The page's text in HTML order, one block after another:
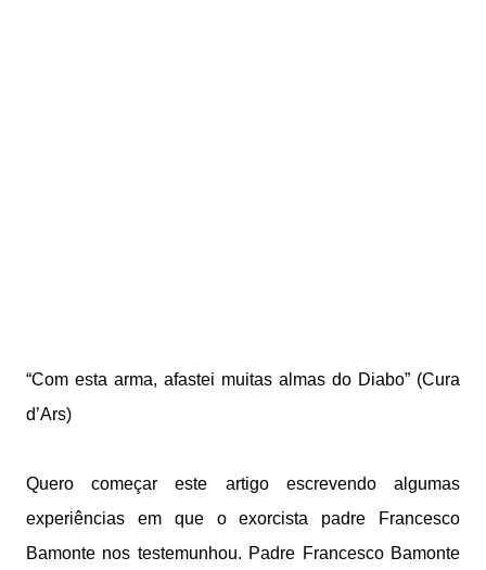
“Com esta arma, afastei muitas almas do Diabo” (Cura
d’Ars)
Quero começar este artigo escrevendo algumas
experiências em que o exorcista padre Francesco
Bamonte nos testemunhou. Padre Francesco Bamonte